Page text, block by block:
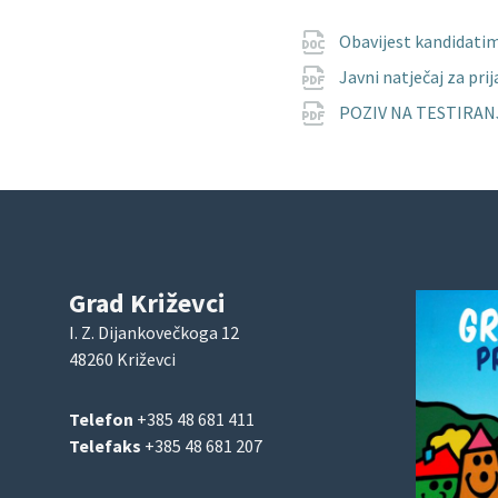
Obavijest
Javni natječaj za
POZIV NA
Grad Križevci
I. Z. Dijankovečkoga 12
48260 Križevci
Telefon +385 48 681 411
Telefaks +385 48 681 207